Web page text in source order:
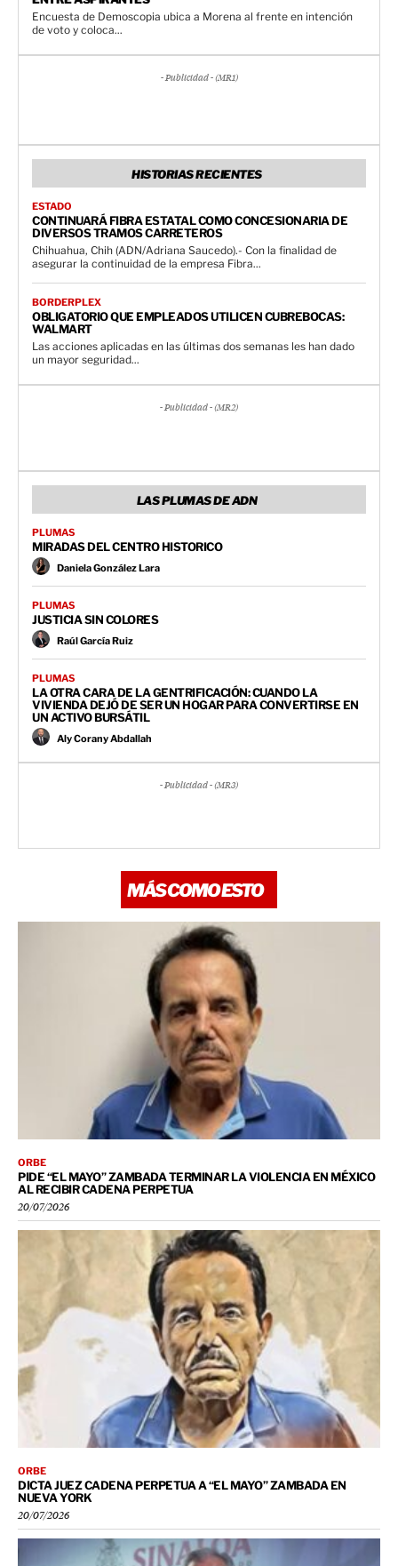
Encuesta de Demoscopia ubica a Morena al frente en intención
de voto y coloca...
- Publicidad - (MR1)
HISTORIAS RECIENTES
ESTADO
CONTINUARÁ FIBRA ESTATAL COMO CONCESIONARIA DE
DIVERSOS TRAMOS CARRETEROS
Chihuahua, Chih (ADN/Adriana Saucedo).- Con la finalidad de
asegurar la continuidad de la empresa Fibra...
BORDERPLEX
OBLIGATORIO QUE EMPLEADOS UTILICEN CUBREBOCAS:
WALMART
Las acciones aplicadas en las últimas dos semanas les han dado
un mayor seguridad...
- Publicidad - (MR2)
LAS PLUMAS DE ADN
PLUMAS
MIRADAS DEL CENTRO HISTORICO
Daniela González Lara
PLUMAS
JUSTICIA SIN COLORES
Raúl García Ruiz
PLUMAS
LA OTRA CARA DE LA GENTRIFICACIÓN: CUANDO LA
VIVIENDA DEJÓ DE SER UN HOGAR PARA CONVERTIRSE EN
UN ACTIVO BURSÁTIL
Aly Corany Abdallah
- Publicidad - (MR3)
MÁS COMO ESTO
ORBE
PIDE “EL MAYO” ZAMBADA TERMINAR LA VIOLENCIA EN MÉXICO
AL RECIBIR CADENA PERPETUA
20/07/2026
ORBE
DICTA JUEZ CADENA PERPETUA A “EL MAYO” ZAMBADA EN
NUEVA YORK
20/07/2026